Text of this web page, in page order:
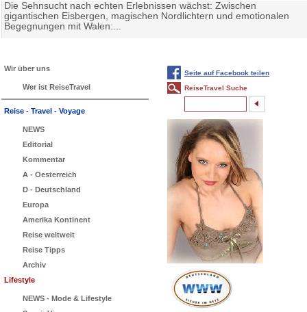
Die Sehnsucht nach echten Erlebnissen wächst: Zwischen
gigantischen Eisbergen, magischen Nordlichtern und emotionalen
Begegnungen mit Walen:...
Wir über uns
Wer ist ReiseTravel
Reise - Travel - Voyage
NEWS
Editorial
Kommentar
A - Oesterreich
D - Deutschland
Europa
Amerika Kontinent
Reise weltweit
Reise Tipps
Archiv
Lifestyle
NEWS - Mode & Lifestyle
Seite auf Facebook teilen
ReiseTravel Suche